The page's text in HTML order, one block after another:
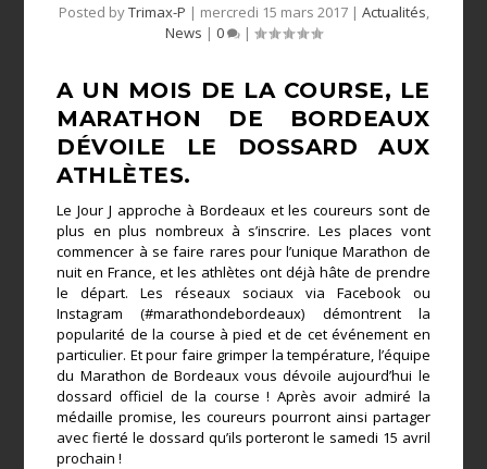
Posted byTrimax-P | mercredi 15 mars 2017| Actualités
News | 0 |
A UN MOIS DE LA COURSE, LE
MARATHON DE BORDEAUX
DÉVOILE LE DOSSARD AUX
ATHLÈTES.
Le Jour J approche à Bordeaux et les coureurs sont de
plus en plus nombreux à s’inscrire. Les places vont
commencer à se faire rares pour l’unique Marathon de
nuit en France, et les athlètes ont déjà hâte de prendre
le départ. Les réseaux sociaux via Facebook ou
Instagram (#marathondebordeaux) démontrent la
popularité de la course à pied et de cet événement en
particulier. Et pour faire grimper la température, l’équipe
du Marathon de Bordeaux vous dévoile aujourd’hui le
dossard officiel de la course ! Après avoir admiré la
médaille promise, les coureurs pourront ainsi partager
avec fierté le dossard qu’ils porteront le samedi 15 avril
prochain !